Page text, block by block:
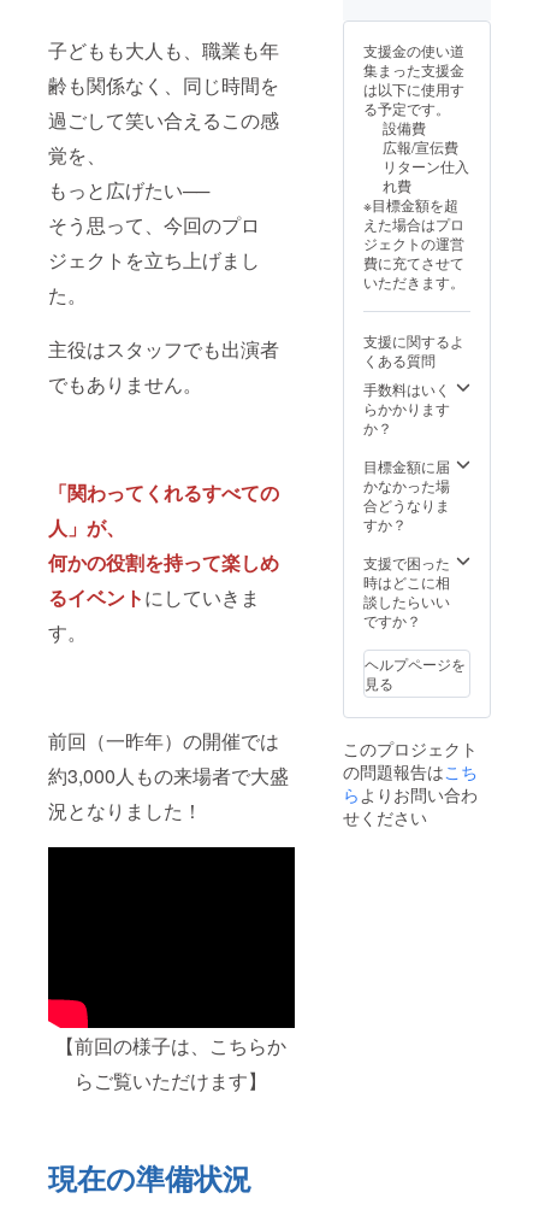
子どもも大人も、職業も年
齢も関係なく、同じ時間を
過ごして笑い合えるこの感
覚を、
もっと広げたい──
そう思って、今回のプロ
ジェクトを立ち上げまし
た。
主役はスタッフでも出演者
でもありません。
「関わってくれるすべての
人」が、
何かの役割を持って楽しめ
るイベントにしていきま
す。
前回（一昨年）の開催では
約3,000人もの来場者で大盛
況となりました！
【前回の様子は、こちらか
らご覧いただけます】
現在の準備状況
日こち
らから
ご連絡
のう
え、お
預かり
いたし
ます ・
このリ
ターン
は、
2025年
11月9日
開催の
イベン
ト当日
限り有
効です
す（協
賛ボー
ドはイ
ベント
当日の
み）
【注意
事項】
・ご支
援時、
備考欄
に掲載
を希望
される
お名前
をご記
入くだ
さい ・
ロゴ
データ
は、後
ご連絡
のう
え、お
ます ・
このリ
ターン
は、
11月9日
開催の
イベン
ト当日
効です
定配布
部数
3,000
枚）
【注意
事項】
・ご支
援時、
備考欄
に掲載
を希望
される
お名前
をご記
入くだ
さい ・
ロゴ
データ
は、後
日こち
らから
え、お
預かり
いたし
ターン
は、
2025年
11月9日
イベン
ト当日
限り有
効です
タッフ
が着ぐ
るみを
着て会
場を回
遊する
中で、
以下の
形でPR
を行い
ます：
・恐竜
着ぐる
みの胸
元にA3
サイズ
m×420
mm）
の広告
パネル
業名・
ロゴ・
または
セージ
等を掲
出 ・掲
出内容
にご相
談のう
え決定
（ロゴ
や文言
はご提
供いた
だきま
す） ・
内容】
テージ
上でお
菓子ま
きを一
緒に体
験して
いただ
・MCよ
り
「（株
）東京
おしぼ
り様」
お名前
をご紹
介しま
す ・イ
ベント
ムー
ビー
に、お
名前
のみ）
を掲載
します
【掲載
て】 ・
動画へ
の掲載
は、編
た記録
ムー
ビーに
て行い
ます ・
支援金の使い道
集まった支援金
は以下に使用す
る予定です。
設備費
広報/宣伝費
リターン仕入
れ費
※目標金額を超
えた場合はプロ
ジェクトの運営
費に充てさせて
いただきます。
支援に関するよ
くある質問
手数料はいく
らかかります
か？
目標金額に届
かなかった場
合どうなりま
すか？
支援で困った
時はどこに相
談したらいい
ですか？
ヘルプページを
見る
このプロジェクト
の問題報告はこち
ら よりお問い合わ
せください